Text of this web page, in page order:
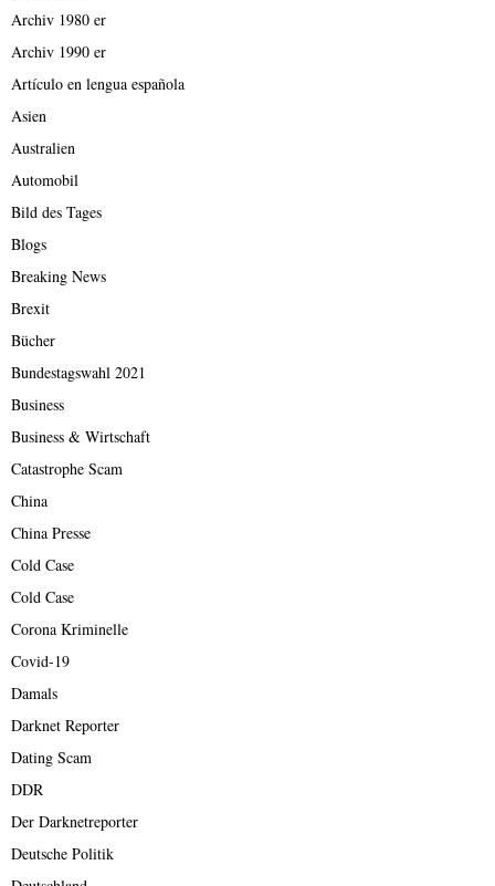
Archiv 1980 er
Archiv 1990 er
Artículo en lengua española
Asien
Australien
Automobil
Bild des Tages
Blogs
Breaking News
Brexit
Bücher
Bundestagswahl 2021
Business
Business & Wirtschaft
Catastrophe Scam
China
China Presse
Cold Case
Cold Case
Corona Kriminelle
Covid-19
Damals
Darknet Reporter
Dating Scam
DDR
Der Darknetreporter
Deutsche Politik